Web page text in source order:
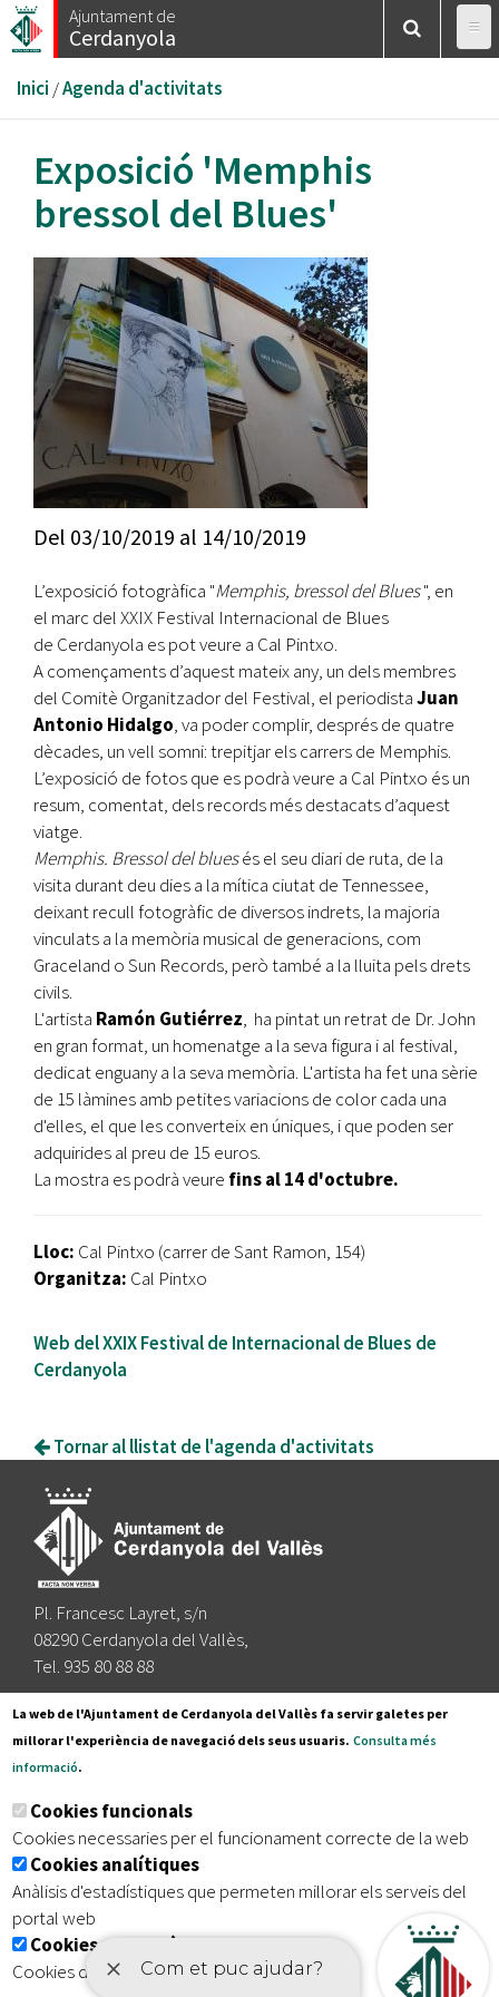
Vés
al
Ajuntament de
Cerdanyola
Esteu
aquí
Inici /Agenda d'activitats
Exposició 'Memphis
bressol del Blues'
Del 03/10/2019 al 14/10/2019
L’exposició fotogràfica "Memphis, bressol del Blues", en
el marc del XXIX Festival Internacional de Blues
de Cerdanyola es pot veure a Cal Pintxo.
A començaments d’aquest mateix any, un dels membres
del Comitè Organitzador del Festival, el periodistaJuan
Antonio Hidalgo, va poder complir, després de quatre
dècades, un vell somni: trepitjar els carrers de Memphis.
L’exposició de fotos que es podrà veure a Cal Pintxo és un
resum, comentat, dels records més destacats d’aquest
viatge.
Memphis. Bressol del bluesés el seu diari de ruta, de la
visita durant deu dies a la mítica ciutat de Tennessee,
deixant recull fotogràfic de diversos indrets, la majoria
vinculats a la memòria musical de generacions, com
Graceland o Sun Records, però també a la lluita pels drets
civils.
L'artista Ramón Gutiérrez, ha pintat un retrat de Dr. John
en gran format, un homenatge a la seva figura i al festival,
dedicat enguany a la seva memòria. L'artista ha fet una sèrie
de 15 làmines amb petites variacions de color cada una
d'elles, el que les converteix en úniques, i que poden ser
adquirides al preu de 15 euros.
La mostra es podrà veure fins al 14 d'octubre.
Lloc: Cal Pintxo (carrer de Sant Ramon, 154)
Organitza: Cal Pintxo
Web del XXIX Festival de Internacional de Blues de
Cerdanyola
Tornar al llistat de l'agenda d'activitats
Pl. Francesc Layret, s/n
08290 Cerdanyola del Vallès,
Tel. 935 80 88 88
Segueix-nos a:
Subscriu-te al nostre butlletí
Inici | Avís legal | Protecció de dades
| Accessibilitat
La web de l'Ajuntament de Cerdanyola del Vallès fa servir galetes per
millorar l'experiència de navegació dels seus usuaris. Consulta més
informació.
Cookies funcionals
Cookies necessaries per el funcionament correcte de la web
Cookies analítiques
Anàlisis d'estadístiques que permeten millorar els serveis del
portal web
Cookies publicitàries
Cookies de tercers amb finalitat publicitària